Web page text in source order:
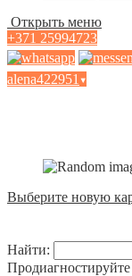
Открыть меню
+371 25994723
alena422951 ▾
Выберите новую
Найти: